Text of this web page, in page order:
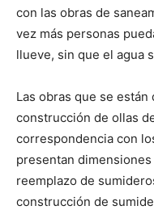
con las obras de
vez más personas
llueve, sin que el agua
Las obras que se
construcción de ollas
correspondencia con
presentan
reemplazo de
construcción de